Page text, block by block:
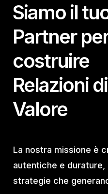
Siamo il
Partner
costruire
Relazioni di
Valore
La nostra missione è
autentiche e
strategie che